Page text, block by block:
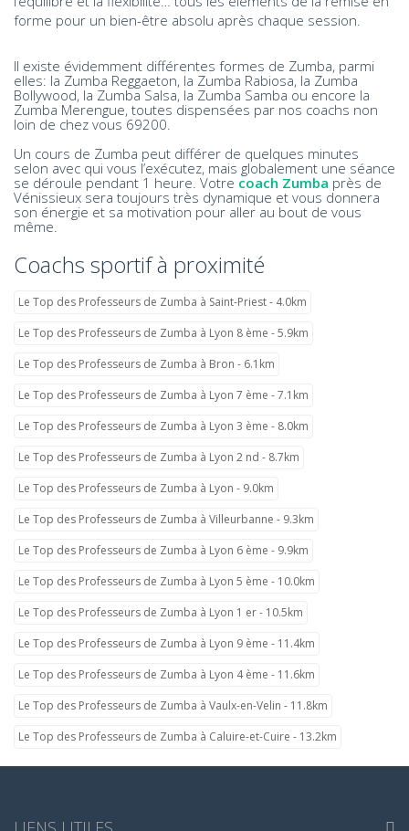
forme pour un bien-être absolu après chaque session.
Il existe évidemment différentes formes de Zumba, parmi
elles: la Zumba Reggaeton, la Zumba Rabiosa, la Zumba
Bollywood, la Zumba Salsa, la Zumba Samba ou encore la
Zumba Merengue, toutes dispensées par nos coachs non
loin de chez vous 69200.
Un cours de Zumba peut différer de quelques minutes
selon avec qui vous l’exécutez, mais globalement une séance
se déroule pendant 1 heure. Votre coach Zumba près de
Vénissieux sera toujours très dynamique et vous donnera
son énergie et sa motivation pour aller au bout de vous
même.
Coachs sportif à proximité
Le Top des Professeurs de Zumba à Saint-Priest - 4.0km
Le Top des Professeurs de Zumba à Lyon 8 ème - 5.9km
Le Top des Professeurs de Zumba à Bron - 6.1km
Le Top des Professeurs de Zumba à Lyon 7 ème - 7.1km
Le Top des Professeurs de Zumba à Lyon 3 ème - 8.0km
Le Top des Professeurs de Zumba à Lyon 2 nd - 8.7km
Le Top des Professeurs de Zumba à Lyon - 9.0km
Le Top des Professeurs de Zumba à Villeurbanne - 9.3km
Le Top des Professeurs de Zumba à Lyon 6 ème - 9.9km
Le Top des Professeurs de Zumba à Lyon 5 ème - 10.0km
Le Top des Professeurs de Zumba à Lyon 1 er - 10.5km
Le Top des Professeurs de Zumba à Lyon 9 ème - 11.4km
Le Top des Professeurs de Zumba à Lyon 4 ème - 11.6km
Le Top des Professeurs de Zumba à Vaulx-en-Velin - 11.8km
Le Top des Professeurs de Zumba à Caluire-et-Cuire - 13.2km